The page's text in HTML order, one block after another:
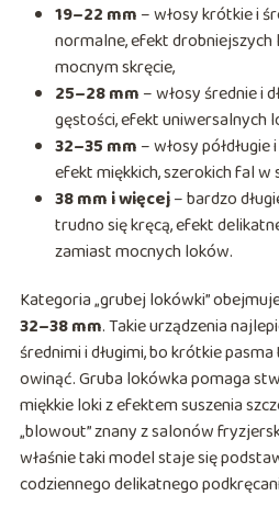
19–22 mm – włosy krótkie i
normalne, efekt
mocnym skręcie,
25–28 mm – włosy średnie i
gęstości, efekt uniwersalnych
32–35 mm – włosy
efekt miękkich, szerokich fal w
38 mm i więcej– bardzo
trudno się kręcą, efekt
zamiast mocnych loków.
Kategoria „grubej lokówki”
32–38 mm. Takie urządzenia
średnimi i długimi, bo krótkie
owinąć. Gruba lokówka pomaga
miękkie loki z efektem suszenia
„blowout” znany z salonów
właśnie taki model staje się
codziennego delikatnego